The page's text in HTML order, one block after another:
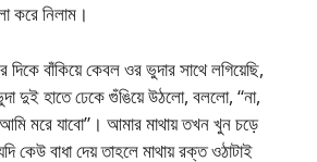
করে নিলাম।
দিকে বাঁকিয়ে কেবল ওর ভুদার সাথে লগিয়েছি,
দুই হাতে ঢেকে গুঁঙিয়ে উঠলো, বললো, “না,
আমি মরে যাবো”। আমার মাথায় তখন খুন চড়ে
বাধা দেয় তাহলে মাথায় রক্ত ওঠাটাই